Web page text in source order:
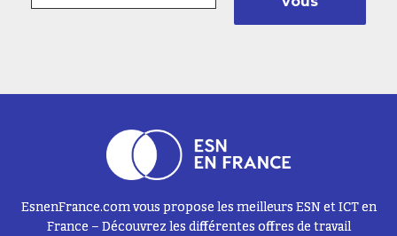
EsnenFrance.com vous propose les meilleurs ESN et ICT en
France – Découvrez les différentes offres de travail